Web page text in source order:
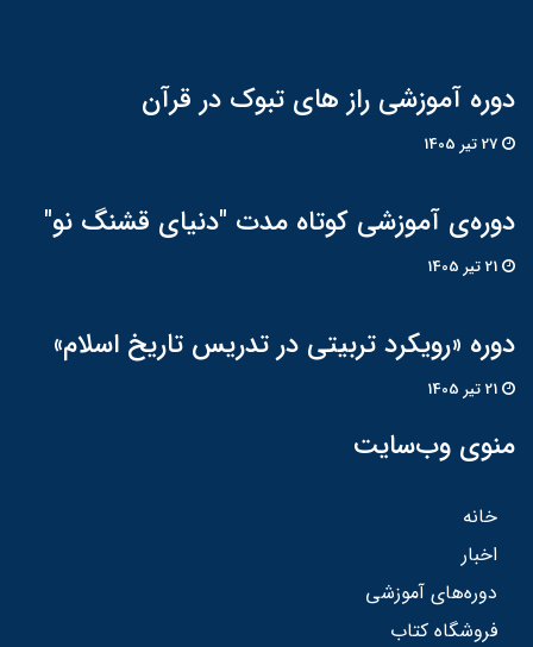
دوره آموزشی راز های تبوک در قرآن
دوره‌ی آموزشی کوتاه مدت "دنیای قشنگ نو"
دوره «رویکرد تربیتی در تدریس تاریخ اسلام»
منوی وب‌سایت
خانه
اخبار
دوره‌های آموزشی
فروشگاه کتاب